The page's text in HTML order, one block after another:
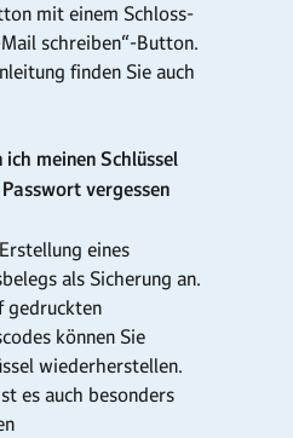
mit einem Schloss-
schreiben“-Button.
finden Sie auch
meinen Schlüssel
vergessen
eines
als Sicherung an.
gedruckten
können Sie
wiederherstellen.
es auch besonders